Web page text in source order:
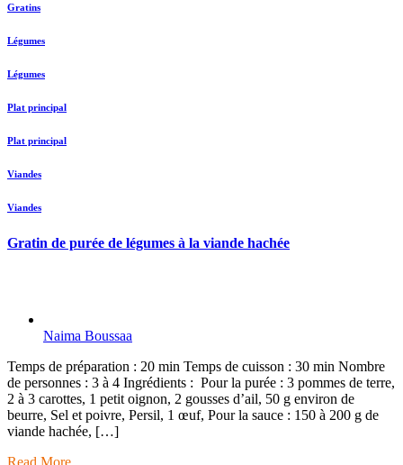
Gratins
Légumes
Légumes
Plat principal
Plat principal
Viandes
Viandes
Gratin de purée de légumes à la viande hachée
Naima Boussaa
Temps de préparation : 20 min Temps de cuisson : 30 min Nombre
de personnes : 3 à 4 Ingrédients : Pour la purée : 3 pommes de terre,
2 à 3 carottes, 1 petit oignon, 2 gousses d’ail, 50 g environ de
beurre, Sel et poivre, Persil, 1 œuf, Pour la sauce : 150 à 200 g de
viande hachée, […]
Read More